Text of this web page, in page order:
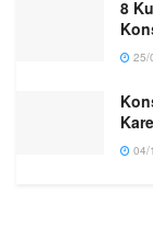
8
25/
04/